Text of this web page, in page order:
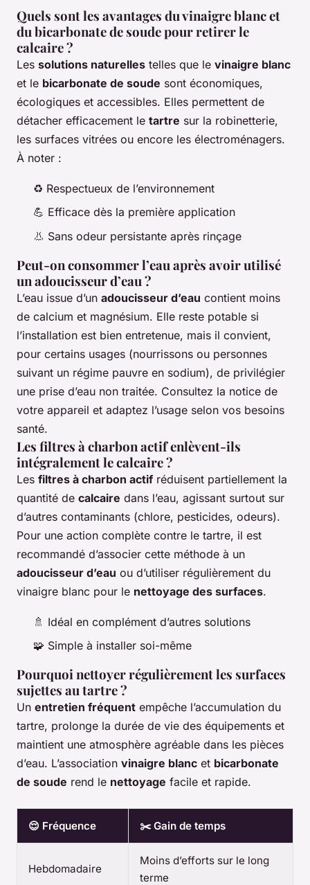
Quels sont les avantages du vinaigre blanc et
du bicarbonate de soude pour retirer le
calcaire ?
Les solutions naturelles telles que le vinaigre blanc
et le bicarbonate de soude sont économiques,
écologiques et accessibles. Elles permettent de
détacher efficacement le tartre sur la robinetterie,
les surfaces vitrées ou encore les électroménagers.
À noter :
♻️ Respectueux de l’environnement
💪 Efficace dès la première application
👃 Sans odeur persistante après rinçage
Peut-on consommer l’eau après avoir utilisé
un adoucisseur d’eau ?
L’eau issue d’un adoucisseur d’eau contient moins
de calcium et magnésium. Elle reste potable si
l’installation est bien entretenue, mais il convient,
pour certains usages (nourrissons ou personnes
suivant un régime pauvre en sodium), de privilégier
une prise d’eau non traitée. Consultez la notice de
votre appareil et adaptez l’usage selon vos besoins
santé.
Les filtres à charbon actif enlèvent-ils
intégralement le calcaire ?
Les filtres à charbon actif réduisent partiellement la
quantité de calcaire dans l’eau, agissant surtout sur
d’autres contaminants (chlore, pesticides, odeurs).
Pour une action complète contre le tartre, il est
recommandé d’associer cette méthode à un
adoucisseur d’eau ou d’utiliser régulièrement du
vinaigre blanc pour le nettoyage des surfaces.
🚿 Idéal en complément d’autres solutions
🧩 Simple à installer soi-même
Pourquoi nettoyer régulièrement les surfaces
sujettes au tartre ?
Un entretien fréquent empêche l’accumulation du
tartre, prolonge la durée de vie des équipements et
maintient une atmosphère agréable dans les pièces
d’eau. L’association vinaigre blanc et bicarbonate
de soude rend le nettoyage facile et rapide.
😌 Fréquence ✂️ Gain de temps
Hebdomadaire
Moins d’efforts sur le long
terme